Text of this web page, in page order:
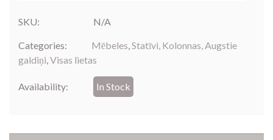
SKU: N/A
Categories: Mēbeles,Statīvi, Kolonnas, Augstie
galdiņi,Visas lietas
Availability: In Stock